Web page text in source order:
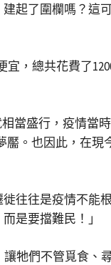
起了圍欄嗎？這
，總共花費了
當盛行，疫情當
。也因此，在
往往是疫情不能
是要擋難民！」
牠們不管覓食